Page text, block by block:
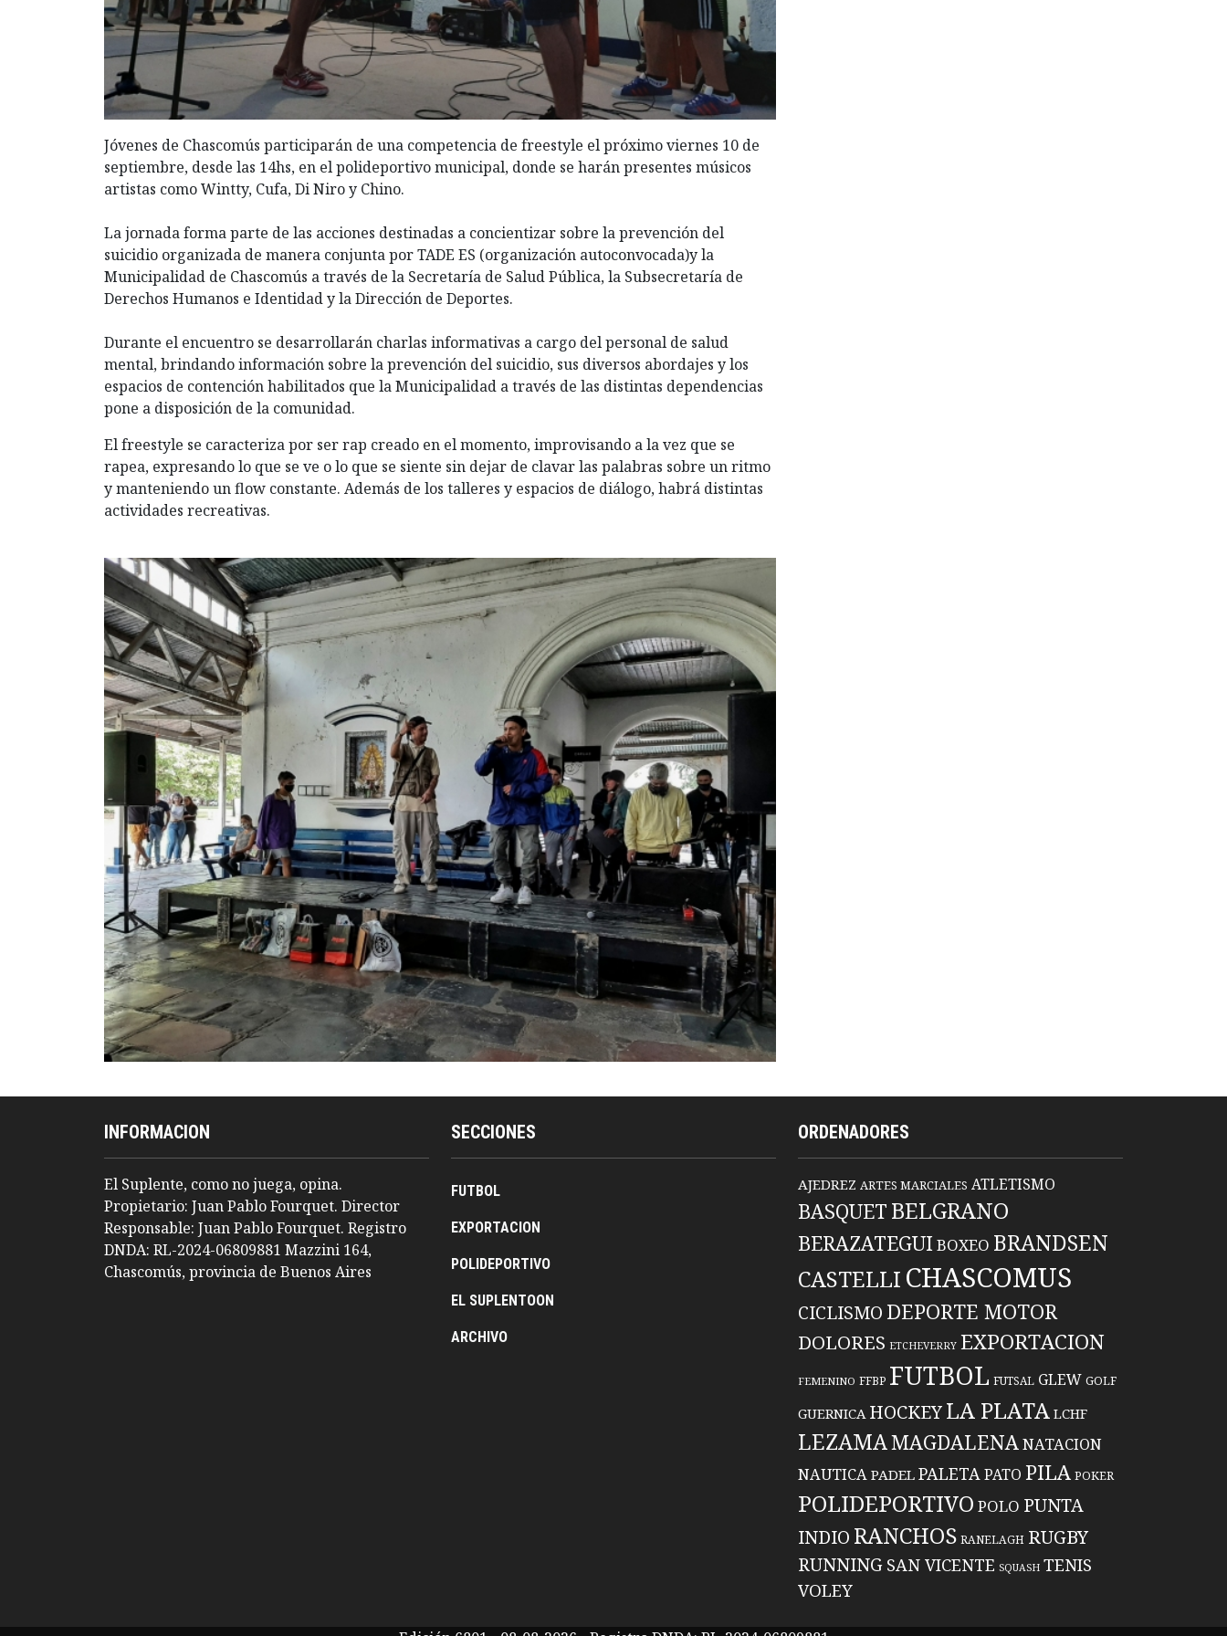
Jóvenes de Chascomús participarán de una competencia de freestyle el próximo viernes 10 de
septiembre, desde las 14hs, en el polideportivo municipal, donde se harán presentes músicos
artistas como Wintty, Cufa, Di Niro y Chino.
La jornada forma parte de las acciones destinadas a concientizar sobre la prevención del
suicidio organizada de manera conjunta por TADE ES (organización autoconvocada)y la
Municipalidad de Chascomús a través de la Secretaría de Salud Pública, la Subsecretaría de
Derechos Humanos e Identidad y la Dirección de Deportes.
Durante el encuentro se desarrollarán charlas informativas a cargo del personal de salud
mental, brindando información sobre la prevención del suicidio, sus diversos abordajes y los
espacios de contención habilitados que la Municipalidad a través de las distintas dependencias
pone a disposición de la comunidad.
El freestyle se caracteriza por ser rap creado en el momento, improvisando a la vez que se
rapea, expresando lo que se ve o lo que se siente sin dejar de clavar las palabras sobre un ritmo
y manteniendo un flow constante. Además de los talleres y espacios de diálogo, habrá distintas
actividades recreativas.
INFORMACION
El Suplente, como no juega, opina.
Propietario: Juan Pablo Fourquet. Director
Responsable: Juan Pablo Fourquet. Registro
DNDA: RL-2024-06809881 Mazzini 164,
Chascomús, provincia de Buenos Aires
SECCIONES
FUTBOL
EXPORTACION
POLIDEPORTIVO
EL SUPLENTOON
ARCHIVO
ORDENADORES
AJEDREZ ARTES MARCIALES ATLETISMO
BASQUET BELGRANO
BERAZATEGUIBOXEO BRANDSEN
CASTELLI CHASCOMUS
CICLISMO DEPORTE MOTOR
DOLORES ETCHEVERRY EXPORTACION
FEMENINO FFBP FUTBOL FUTSAL GLEW GOLF
GUERNICA HOCKEYLA PLATA LCHF
LEZAMAMAGDALENANATACION
NAUTICA PADEL PALETAPATO PILA POKER
POLIDEPORTIVO POLO PUNTA
INDIO RANCHOS RANELAGH RUGBY
RUNNING SAN VICENTE SQUASH TENIS
VOLEY